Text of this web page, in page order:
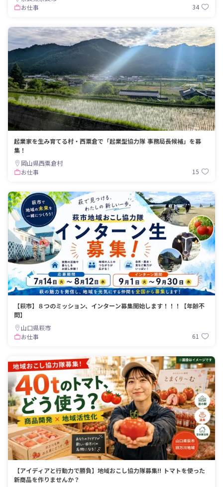
お仕事
34
起業家を生み育てる村・西粟倉で「起業型協力隊 事務局長候補」を募
集！
岡山県西粟倉村
お仕事
15
【萩市】８つのミッション、インターン募集開始します！！！【年齢不
問】
山口県萩市
お仕事
61
【アイディアと行動力で勝負】地域おこし協力隊募集!! トマトを使った
新商品を作りませんか？